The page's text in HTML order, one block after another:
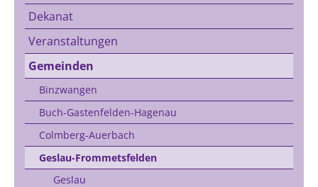
Dekanat
Veranstaltungen
Gemeinden
Binzwangen
Buch-Gastenfelden-Hagenau
Colmberg-Auerbach
Geslau-Frommetsfelden
Geslau